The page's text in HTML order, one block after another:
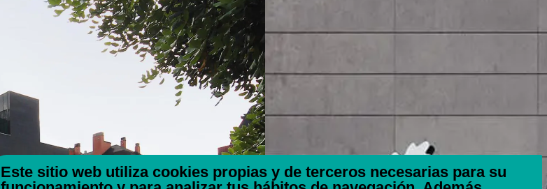
Este sitio web utiliza cookies propias y de terceros necesarias para su